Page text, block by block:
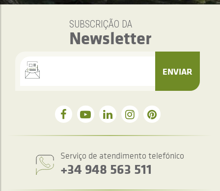
SUBSCRIÇÃO DA
Newsletter
ENVIAR
Serviço de atendimento telefónico
+34 948 563 511